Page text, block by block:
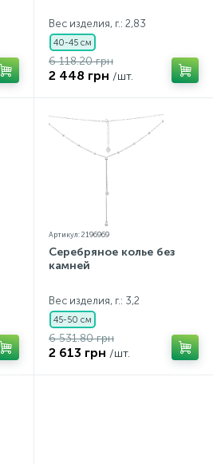
Вес изделия, г.: 2,83
40-45 см
6 118.20 грн
2 448 грн /шт.
Артикул: 2196969
Серебряное колье без
камней
Вес изделия, г.: 3,2
45-50 см
6 531.80 грн
2 613 грн /шт.